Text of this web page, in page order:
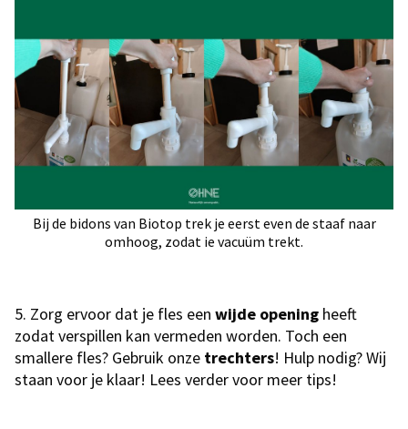
Bij de bidons van Biotop trek je eerst even de staaf naar
omhoog, zodat ie vacuüm trekt.
5. Zorg ervoor dat je fles een wijde opening heeft
zodat verspillen kan vermeden worden. Toch een
smallere fles? Gebruik onze trechters! Hulp nodig? Wij
staan voor je klaar! Lees verder voor meer tips!